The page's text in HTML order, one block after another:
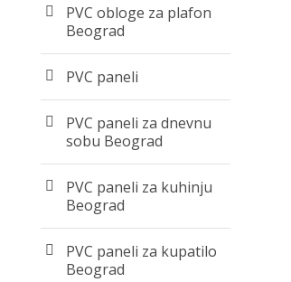
PVC obloge za plafon
Beograd
PVC paneli
PVC paneli za dnevnu
sobu Beograd
PVC paneli za kuhinju
Beograd
PVC paneli za kupatilo
Beograd